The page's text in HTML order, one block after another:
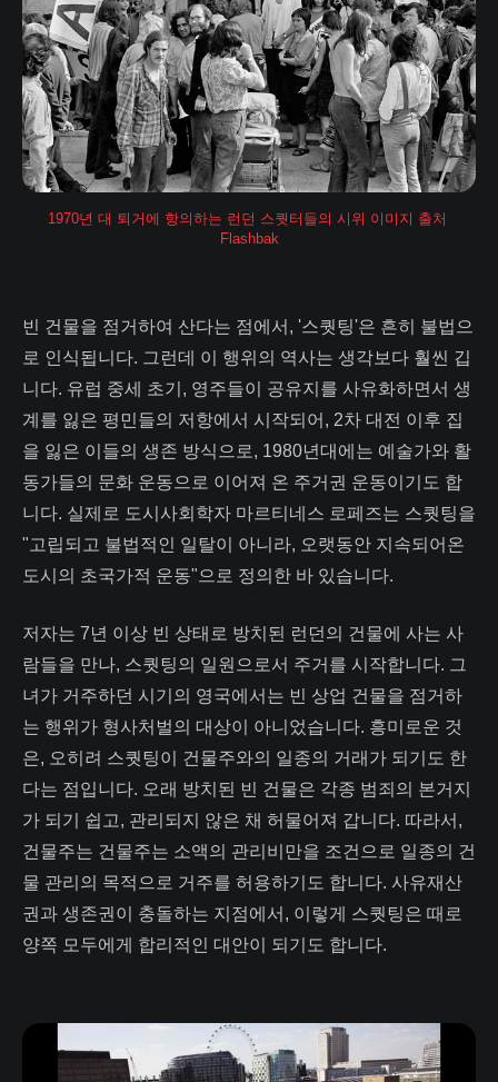
1970년 대 퇴거에 항의하는 런던 스퀏터들의 시위 이미지 출처
Flashbak
빈 건물을 점거하여 산다는 점에서, '스퀏팅'은 흔히 불법으
로 인식됩니다. 그런데 이 행위의 역사는 생각보다 훨씬 깁
니다. 유럽 중세 초기, 영주들이 공유지를 사유화하면서 생
계를 잃은 평민들의 저항에서 시작되어, 2차 대전 이후 집
을 잃은 이들의 생존 방식으로, 1980년대에는 예술가와 활
동가들의 문화 운동으로 이어져 온 주거권 운동이기도 합
니다. 실제로 도시사회학자 마르티네스 로페즈는 스퀏팅을
"고립되고 불법적인 일탈이 아니라, 오랫동안 지속되어온
도시의 초국가적 운동"으로 정의한 바 있습니다.
저자는 7년 이상 빈 상태로 방치된 런던의 건물에 사는 사
람들을 만나, 스퀏팅의 일원으로서 주거를 시작합니다. 그
녀가 거주하던 시기의 영국에서는 빈 상업 건물을 점거하
는 행위가 형사처벌의 대상이 아니었습니다. 흥미로운 것
은, 오히려 스퀏팅이 건물주와의 일종의 거래가 되기도 한
다는 점입니다. 오래 방치된 빈 건물은 각종 범죄의 본거지
가 되기 쉽고, 관리되지 않은 채 허물어져 갑니다. 따라서,
건물주는 건물주는 소액의 관리비만을 조건으로 일종의 건
물 관리의 목적으로 거주를 허용하기도 합니다. 사유재산
권과 생존권이 충돌하는 지점에서, 이렇게 스퀏팅은 때로
양쪽 모두에게 합리적인 대안이 되기도 합니다.